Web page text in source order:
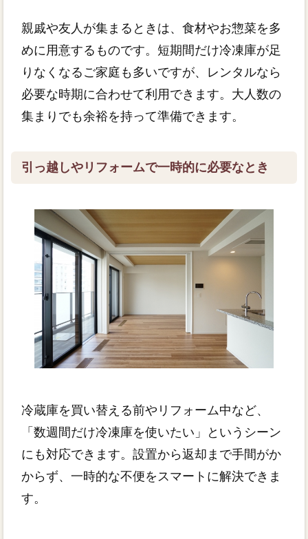
親戚や友人が集まるときは、食材やお惣菜を多
めに用意するものです。短期間だけ冷凍庫が足
りなくなるご家庭も多いですが、レンタルなら
必要な時期に合わせて利用できます。大人数の
集まりでも余裕を持って準備できます。
引っ越しやリフォームで一時的に必要なとき
冷蔵庫を買い替える前やリフォーム中など、
「数週間だけ冷凍庫を使いたい」というシーン
にも対応できます。設置から返却まで手間がか
からず、一時的な不便をスマートに解決できま
す。